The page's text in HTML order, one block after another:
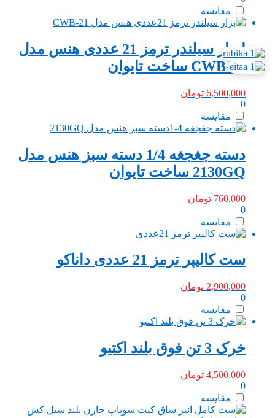
مقایسه
ابزار سیلندر ترمز 21 عددی هنس مدل
CWB-21 ساخت تایوان
6,500,000 تومان
0
مقایسه
دسته جغجغه 1/4 دسته سبز هنس مدل
2130GQ ساخت تایوان
760,000 تومان
0
مقایسه
ست کالیپر ترمز 21 عددی داناکو
2,900,000 تومان
0
مقایسه
خرک 3 تن فوق بلند اکتیو
4,500,000 تومان
0
مقایسه